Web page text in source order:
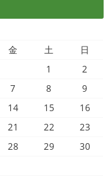
金 土
日
1
2
7 8
9
14 15
16
21 22
23
28 29
30